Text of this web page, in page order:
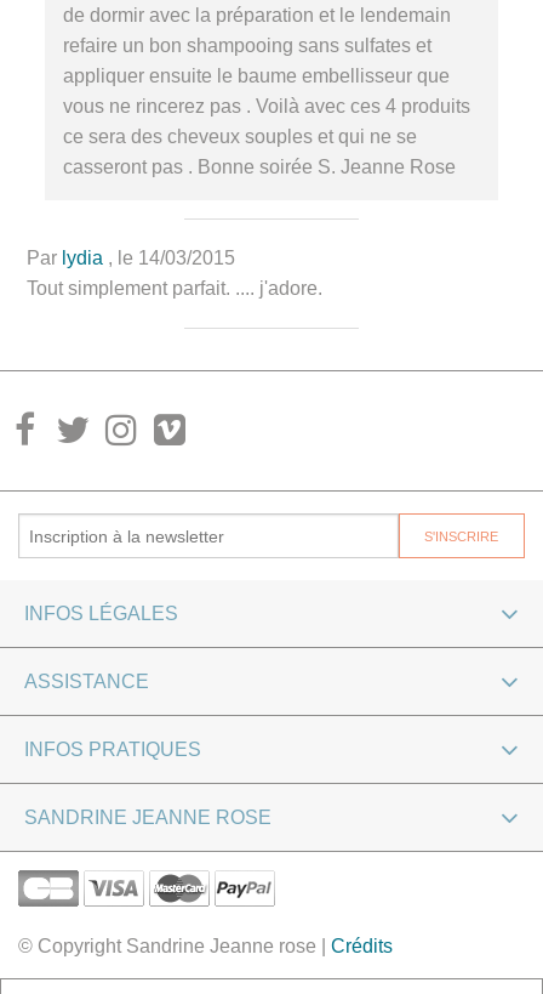
de dormir avec la préparation et le lendemain
refaire un bon shampooing sans sulfates et
appliquer ensuite le baume embellisseur que
vous ne rincerez pas . Voilà avec ces 4 produits
ce sera des cheveux souples et qui ne se
casseront pas . Bonne soirée S. Jeanne Rose
Par lydia , le 14/03/2015
Tout simplement parfait. .... j'adore.
INFOS LÉGALES
ASSISTANCE
INFOS PRATIQUES
SANDRINE JEANNE ROSE
© Copyright Sandrine Jeanne rose | Crédits